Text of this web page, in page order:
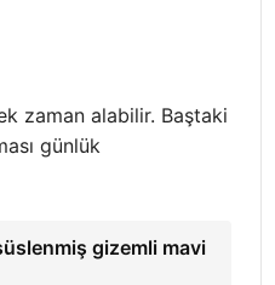
zaman alabilir. Baştaki
günlük
gizemli mavi